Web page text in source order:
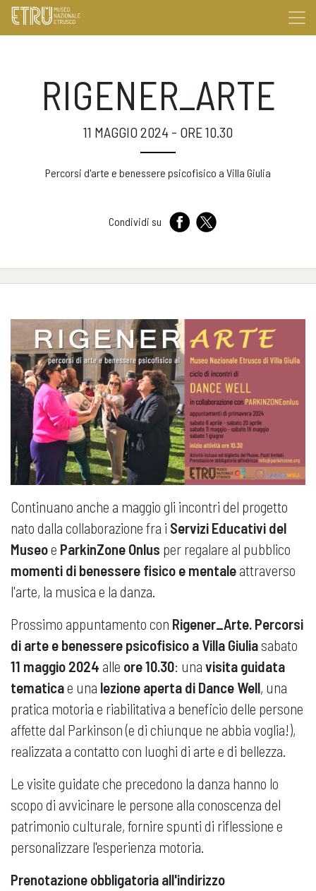
RIGENER_ARTE
11 MAGGIO 2024 - ORE 10.30
Percorsi d'arte e benessere psicofisico a Villa Giulia
Condividi su
Continuano anche a maggio gli incontri del progetto
nato dalla collaborazione fra i Servizi Educativi del
Museoe ParkinZone Onlus per regalare al pubblico
momenti di benessere fisico e mentale attraverso
l'arte, la musica e la danza.
Prossimo appuntamento con Rigener_Arte. Percorsi
di arte e benessere psicofisico a Villa Giulia sabato
11 maggio 2024 alle ore 10.30: una visita guidata
tematicae una lezione aperta di Dance Well, una
pratica motoria e riabilitativa a beneficio delle persone
affette dal Parkinson (e di chiunque ne abbia voglia!),
realizzata a contatto con luoghi di arte e di bellezza.
Le visite guidate che precedono la danza hanno lo
scopo di avvicinare le persone alla conoscenza del
patrimonio culturale, fornire spunti di riflessione e
personalizzare l'esperienza motoria.
Prenotazione obbligatoria all'indirizzo